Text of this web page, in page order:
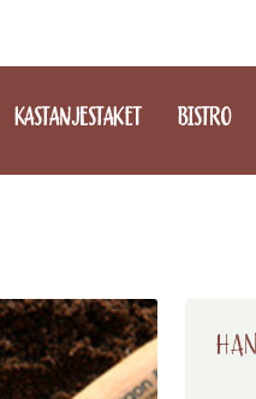
KASTANJESTAKET BISTRO